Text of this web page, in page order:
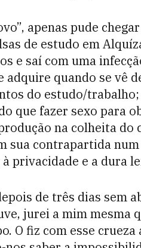
apenas pude
de estudo em
e saí com uma
quando se vê
do estudo/
que fazer sexo para
na colheita do
sua contrapartida
privacidade e a dura
de três dias sem
jurei a mim mesma
O fiz com esse crueza